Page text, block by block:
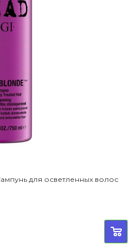
для осветленных волос